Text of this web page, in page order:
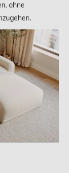
ohne